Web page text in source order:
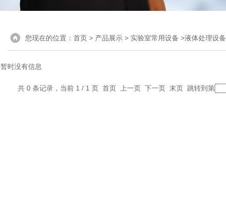
您现在的位置： 首页 > 产品展示 > 实验室常用设备 >液体处理设备
暂时没有信息
共 0 条记录，当前 1 / 1 页 首页 上一页 下一页 末页 跳转到第